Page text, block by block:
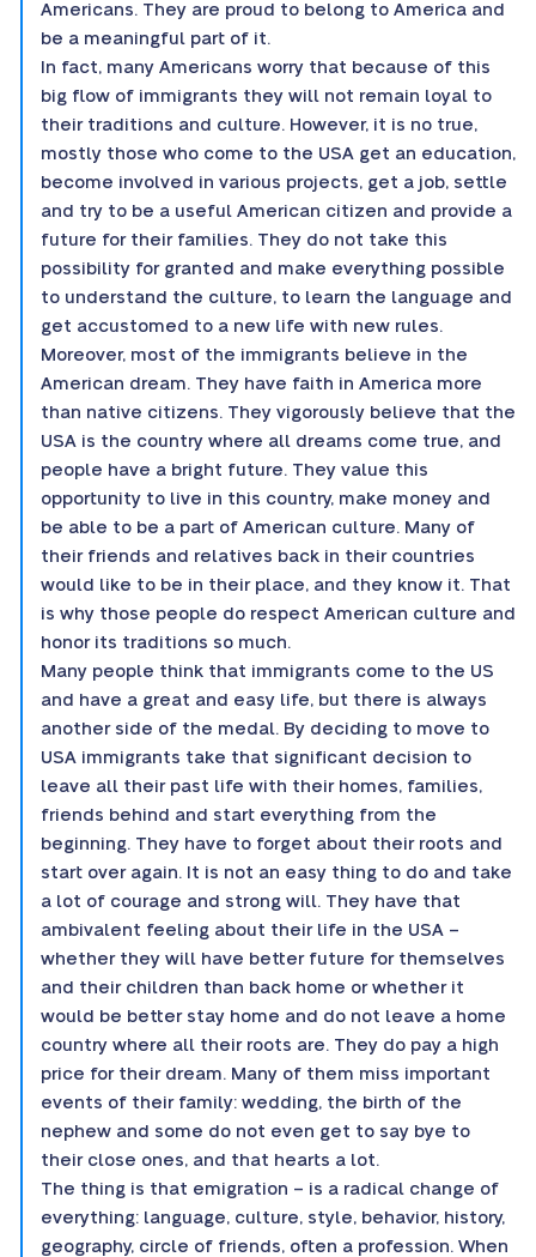
Americans. They are proud to belong to America and
be a meaningful part of it.
In fact, many Americans worry that because of this
big flow of immigrants they will not remain loyal to
their traditions and culture. However, it is no true,
mostly those who come to the USA get an education,
become involved in various projects, get a job, settle
and try to be a useful American citizen and provide a
future for their families. They do not take this
possibility for granted and make everything possible
to understand the culture, to learn the language and
get accustomed to a new life with new rules.
Moreover, most of the immigrants believe in the
American dream. They have faith in America more
than native citizens. They vigorously believe that the
USA is the country where all dreams come true, and
people have a bright future. They value this
opportunity to live in this country, make money and
be able to be a part of American culture. Many of
their friends and relatives back in their countries
would like to be in their place, and they know it. That
is why those people do respect American culture and
honor its traditions so much.
Many people think that immigrants come to the US
and have a great and easy life, but there is always
another side of the medal. By deciding to move to
USA immigrants take that significant decision to
leave all their past life with their homes, families,
friends behind and start everything from the
beginning. They have to forget about their roots and
start over again. It is not an easy thing to do and take
a lot of courage and strong will. They have that
ambivalent feeling about their life in the USA –
whether they will have better future for themselves
and their children than back home or whether it
would be better stay home and do not leave a home
country where all their roots are. They do pay a high
price for their dream. Many of them miss important
events of their family: wedding, the birth of the
nephew and some do not even get to say bye to
their close ones, and that hearts a lot.
The thing is that emigration – is a radical change of
everything: language, culture, style, behavior, history,
geography, circle of friends, often a profession. When